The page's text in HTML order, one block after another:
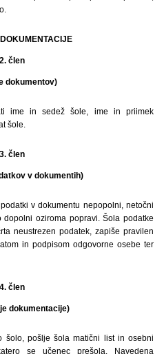
člen
dokumentov)
ime in sedež šole, ime in priimek
šole.
člen
v dokumentih)
v dokumentu nepopolni, netočni
oziroma popravi. Šola podatke
neustrezen podatek, zapiše pravilen
in podpisom odgovorne osebe ter
člen
dokumentacije)
šolo, pošlje šola matični list in osebni
se učenec prešola. Navedena